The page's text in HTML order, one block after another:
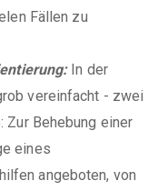
Fällen zu
In der
vereinfacht - zwei
Zur Behebung einer
eines
angeboten, von